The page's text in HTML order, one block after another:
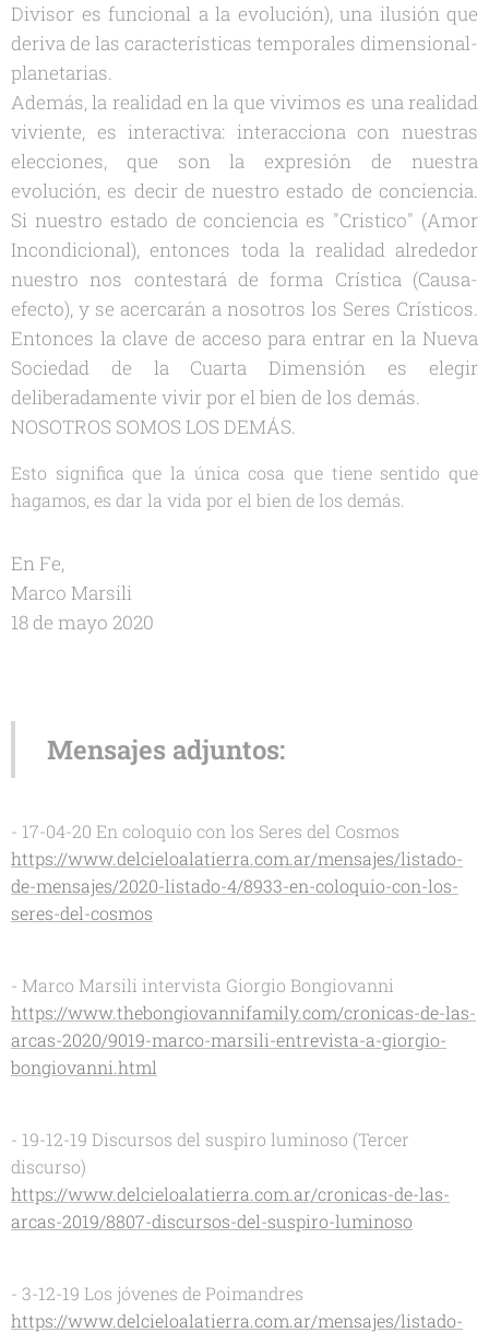
Divisor es funcional a la evolución), una ilusión que
deriva de las características temporales dimensional-
planetarias.
Además, la realidad en la que vivimos es una realidad
viviente, es interactiva: interacciona con nuestras
elecciones, que son la expresión de nuestra
evolución, es decir de nuestro estado de conciencia.
Si nuestro estado de conciencia es "Cristico" (Amor
Incondicional), entonces toda la realidad alrededor
nuestro nos contestará de forma Crística (Causa-
efecto), y se acercarán a nosotros los Seres Crísticos.
Entonces la clave de acceso para entrar en la Nueva
Sociedad de la Cuarta Dimensión es elegir
deliberadamente vivir por el bien de los demás.
NOSOTROS SOMOS LOS DEMÁS.
Esto significa que la única cosa que tiene sentido que
hagamos, es dar la vida por el bien de los demás.
En Fe,
Marco Marsili
18 de mayo 2020
Mensajes adjuntos:
- 17-04-20 En coloquio con los Seres del Cosmos
https://www.delcieloalatierra.com.ar/mensajes/listado-
de-mensajes/2020-listado-4/8933-en-coloquio-con-los-
seres-del-cosmos
- Marco Marsili intervista Giorgio Bongiovanni
https://www.thebongiovannifamily.com/cronicas-de-las-
arcas-2020/9019-marco-marsili-entrevista-a-giorgio-
bongiovanni.html
- 19-12-19 Discursos del suspiro luminoso (Tercer
discurso)
https://www.delcieloalatierra.com.ar/cronicas-de-las-
arcas-2019/8807-discursos-del-suspiro-luminoso
- 3-12-19 Los jóvenes de Poimandres
https://www.delcieloalatierra.com.ar/mensajes/listado-